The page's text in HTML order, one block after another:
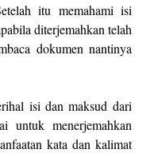
itu memahami isi
diterjemahkan telah
dokumen nantinya
isi dan maksud dari
untuk menerjemahkan
kata dan kalimat